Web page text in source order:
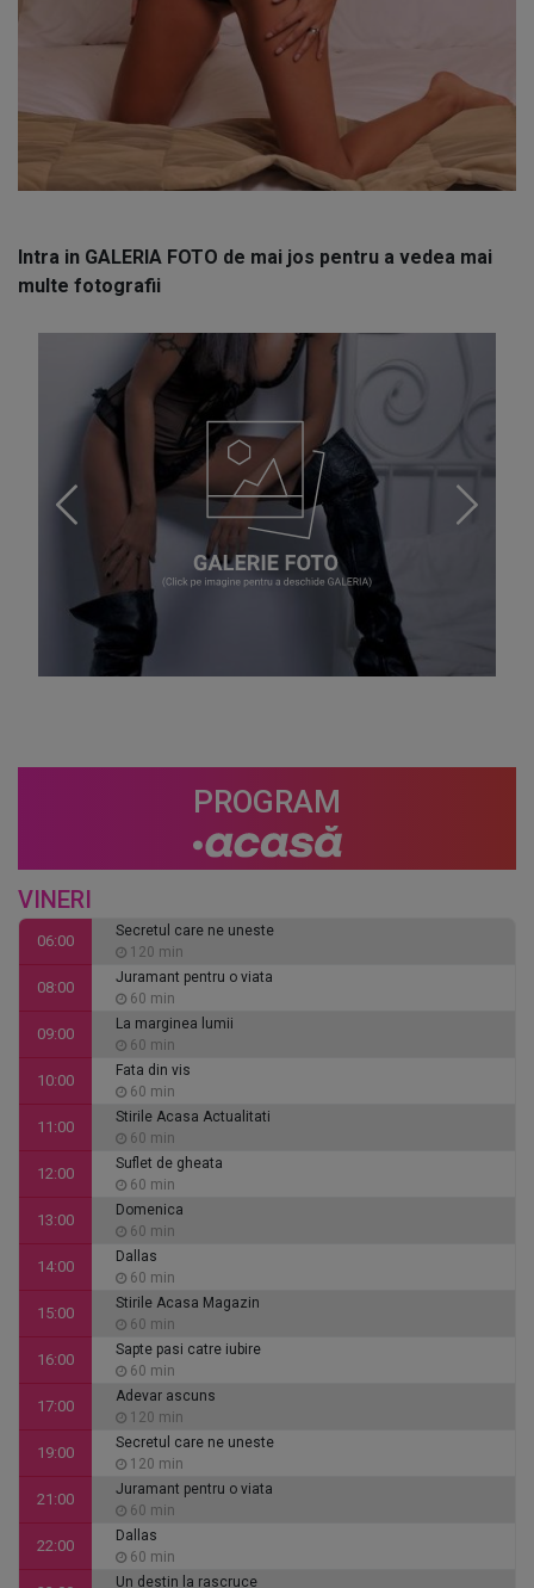
Intra in GALERIA FOTO de mai jos pentru a vedea mai
multe fotografii
PROGRAM
VINERI
06:00
Secretul care ne uneste
120 min
08:00
Juramant pentru o viata
60 min
09:00
La marginea lumii
60 min
10:00
Fata din vis
60 min
11:00
Stirile Acasa Actualitati
60 min
12:00
Suflet de gheata
60 min
13:00
Domenica
60 min
14:00
Dallas
60 min
15:00
Stirile Acasa Magazin
60 min
16:00
Sapte pasi catre iubire
60 min
17:00
Adevar ascuns
120 min
19:00
Secretul care ne uneste
120 min
21:00
Juramant pentru o viata
60 min
22:00
Dallas
60 min
Un destin la rascruce